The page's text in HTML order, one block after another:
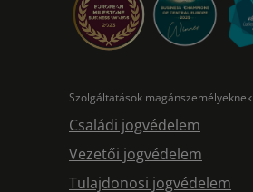
Szolgáltatások magánszemélyeknek
Családi jogvédelem
Vezetői jogvédelem
Tulajdonosi jogvédelem